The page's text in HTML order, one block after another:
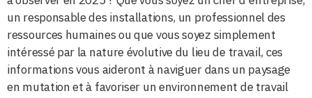
un responsable des installations, un professionnel des
ressources humaines ou que vous soyez simplement
intéressé par la nature évolutive du lieu de travail, ces
informations vous aideront à naviguer dans un paysage
en mutation et à favoriser un environnement de travail